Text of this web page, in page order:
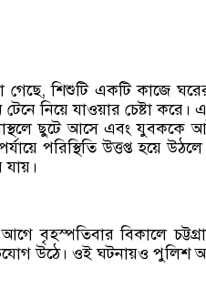
গেছে, শিশুটি একটি কাজে
টেনে নিয়ে যাওয়ার চেষ্টা
ছুটে আসে এবং যুবককে
পরিস্থিতি উত্তপ্ত হয়ে
যায়।
বৃহস্পতিবার বিকালে
উঠে। ওই ঘটনায়ও পুলিশ